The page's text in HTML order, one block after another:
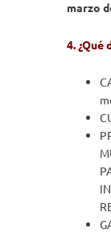
marzo
4. ¿Qué